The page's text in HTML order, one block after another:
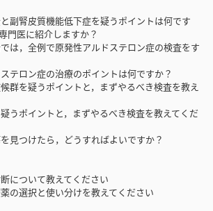
皮質機能低下症を疑うポイントは何です
医に紹介しますか？
全例で原発性アルドステロン症の検査をす
ン症の治療のポイントは何ですか？
疑うポイントと，まずやるべき検査を教え
イントと，まずやるべき検査を教えてくだ
けたら，どうすればよいですか？
ついて教えてください
択と使い分けを教えてください